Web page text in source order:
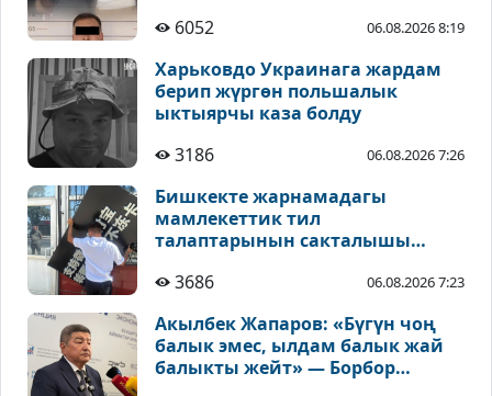
6052
06.08.2026 8:19
Харьковдо Украинага жардам
берип жүргөн польшалык
ыктыярчы каза болду
3186
06.08.2026 7:26
Бишкекте жарнамадагы
мамлекеттик тил
талаптарынын сакталышы
3686
06.08.2026 7:23
Акылбек Жапаров: «Бүгүн чоң
балык эмес, ылдам балык жай
балыкты жейт» — Борбор